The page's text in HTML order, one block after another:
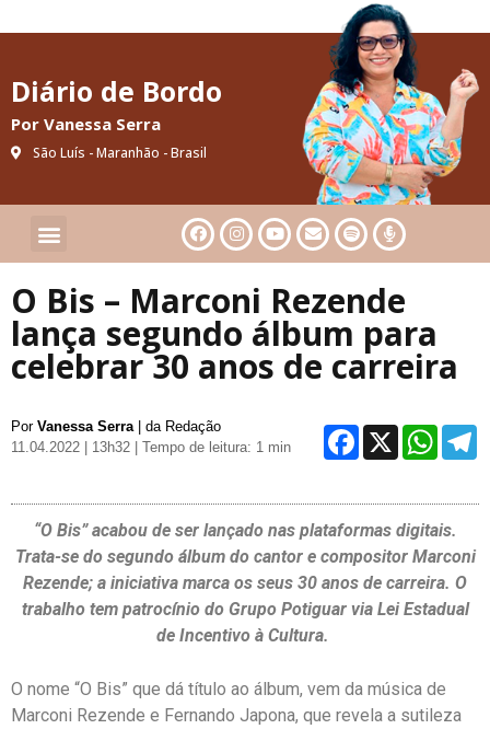
Diário de Bordo
Por Vanessa Serra
São Luís - Maranhão - Brasil
O Bis – Marconi Rezende
lança segundo álbum para
celebrar 30 anos de carreira
Por Vanessa Serra| da Redação
11.04.2022 | 13h32
| Tempo de leitura: 1 min X
“O Bis” acabou de ser lançado nas plataformas digitais.
Trata-se do segundo álbum do cantor e compositor Marconi
Rezende; a iniciativa marca os seus 30 anos de carreira. O
trabalho tem patrocínio do Grupo Potiguar via Lei Estadual
de Incentivo à Cultura.
O nome “O Bis” que dá título ao álbum, vem da música de
Marconi Rezende e Fernando Japona, que revela a sutileza